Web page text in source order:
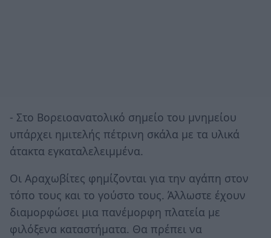
- Στο Βορειοανατολικό σημείο του μνημείου
υπάρχει ημιτελής πέτρινη σκάλα με τα υλικά
άτακτα εγκαταλελειμμένα.
Οι Αραχωβίτες φημίζονται για την αγάπη στον
τόπο τους και το γούστο τους. Άλλωστε έχουν
διαμορφώσει μια πανέμορφη πλατεία με
φιλόξενα καταστήματα. Θα πρέπει να